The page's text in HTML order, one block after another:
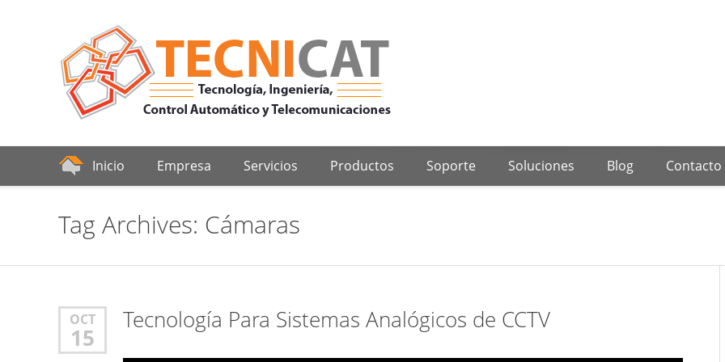
Inicio Empresa Servicios Productos Soporte Soluciones
Azúcar y Alcohol
Alimentos y Bebidas
Blog Contacto
Tag Archives: Cámaras
OCT
15
Tecnología Para Sistemas Analógicos de CCTV